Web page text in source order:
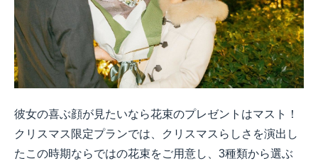
彼女の喜ぶ顔が見たいなら花束のプレゼントはマスト！
クリスマス限定プランでは、クリスマスらしさを演出し
たこの時期ならではの花束をご用意し、3種類から選ぶ